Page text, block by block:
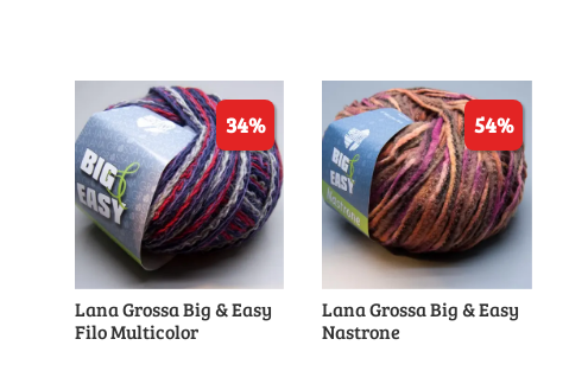
34%
Lana Grossa Big & Easy
Filo Multicolor
54%
Lana Grossa Big & Easy
Nastrone